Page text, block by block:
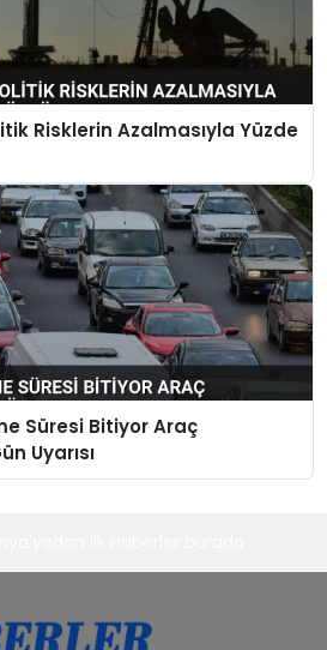
Risklerin Azalmasıyla Yüzde
Süresi Bitiyor Araç
Uyarısı